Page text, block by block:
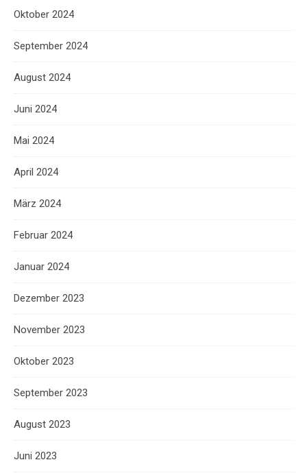
Oktober 2024
September 2024
August 2024
Juni 2024
Mai 2024
April 2024
März 2024
Februar 2024
Januar 2024
Dezember 2023
November 2023
Oktober 2023
September 2023
August 2023
Juni 2023